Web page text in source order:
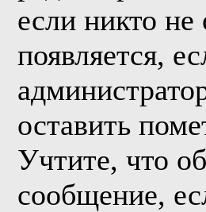
если никто
появляется,
оставить
Учтите, что
сообщение,